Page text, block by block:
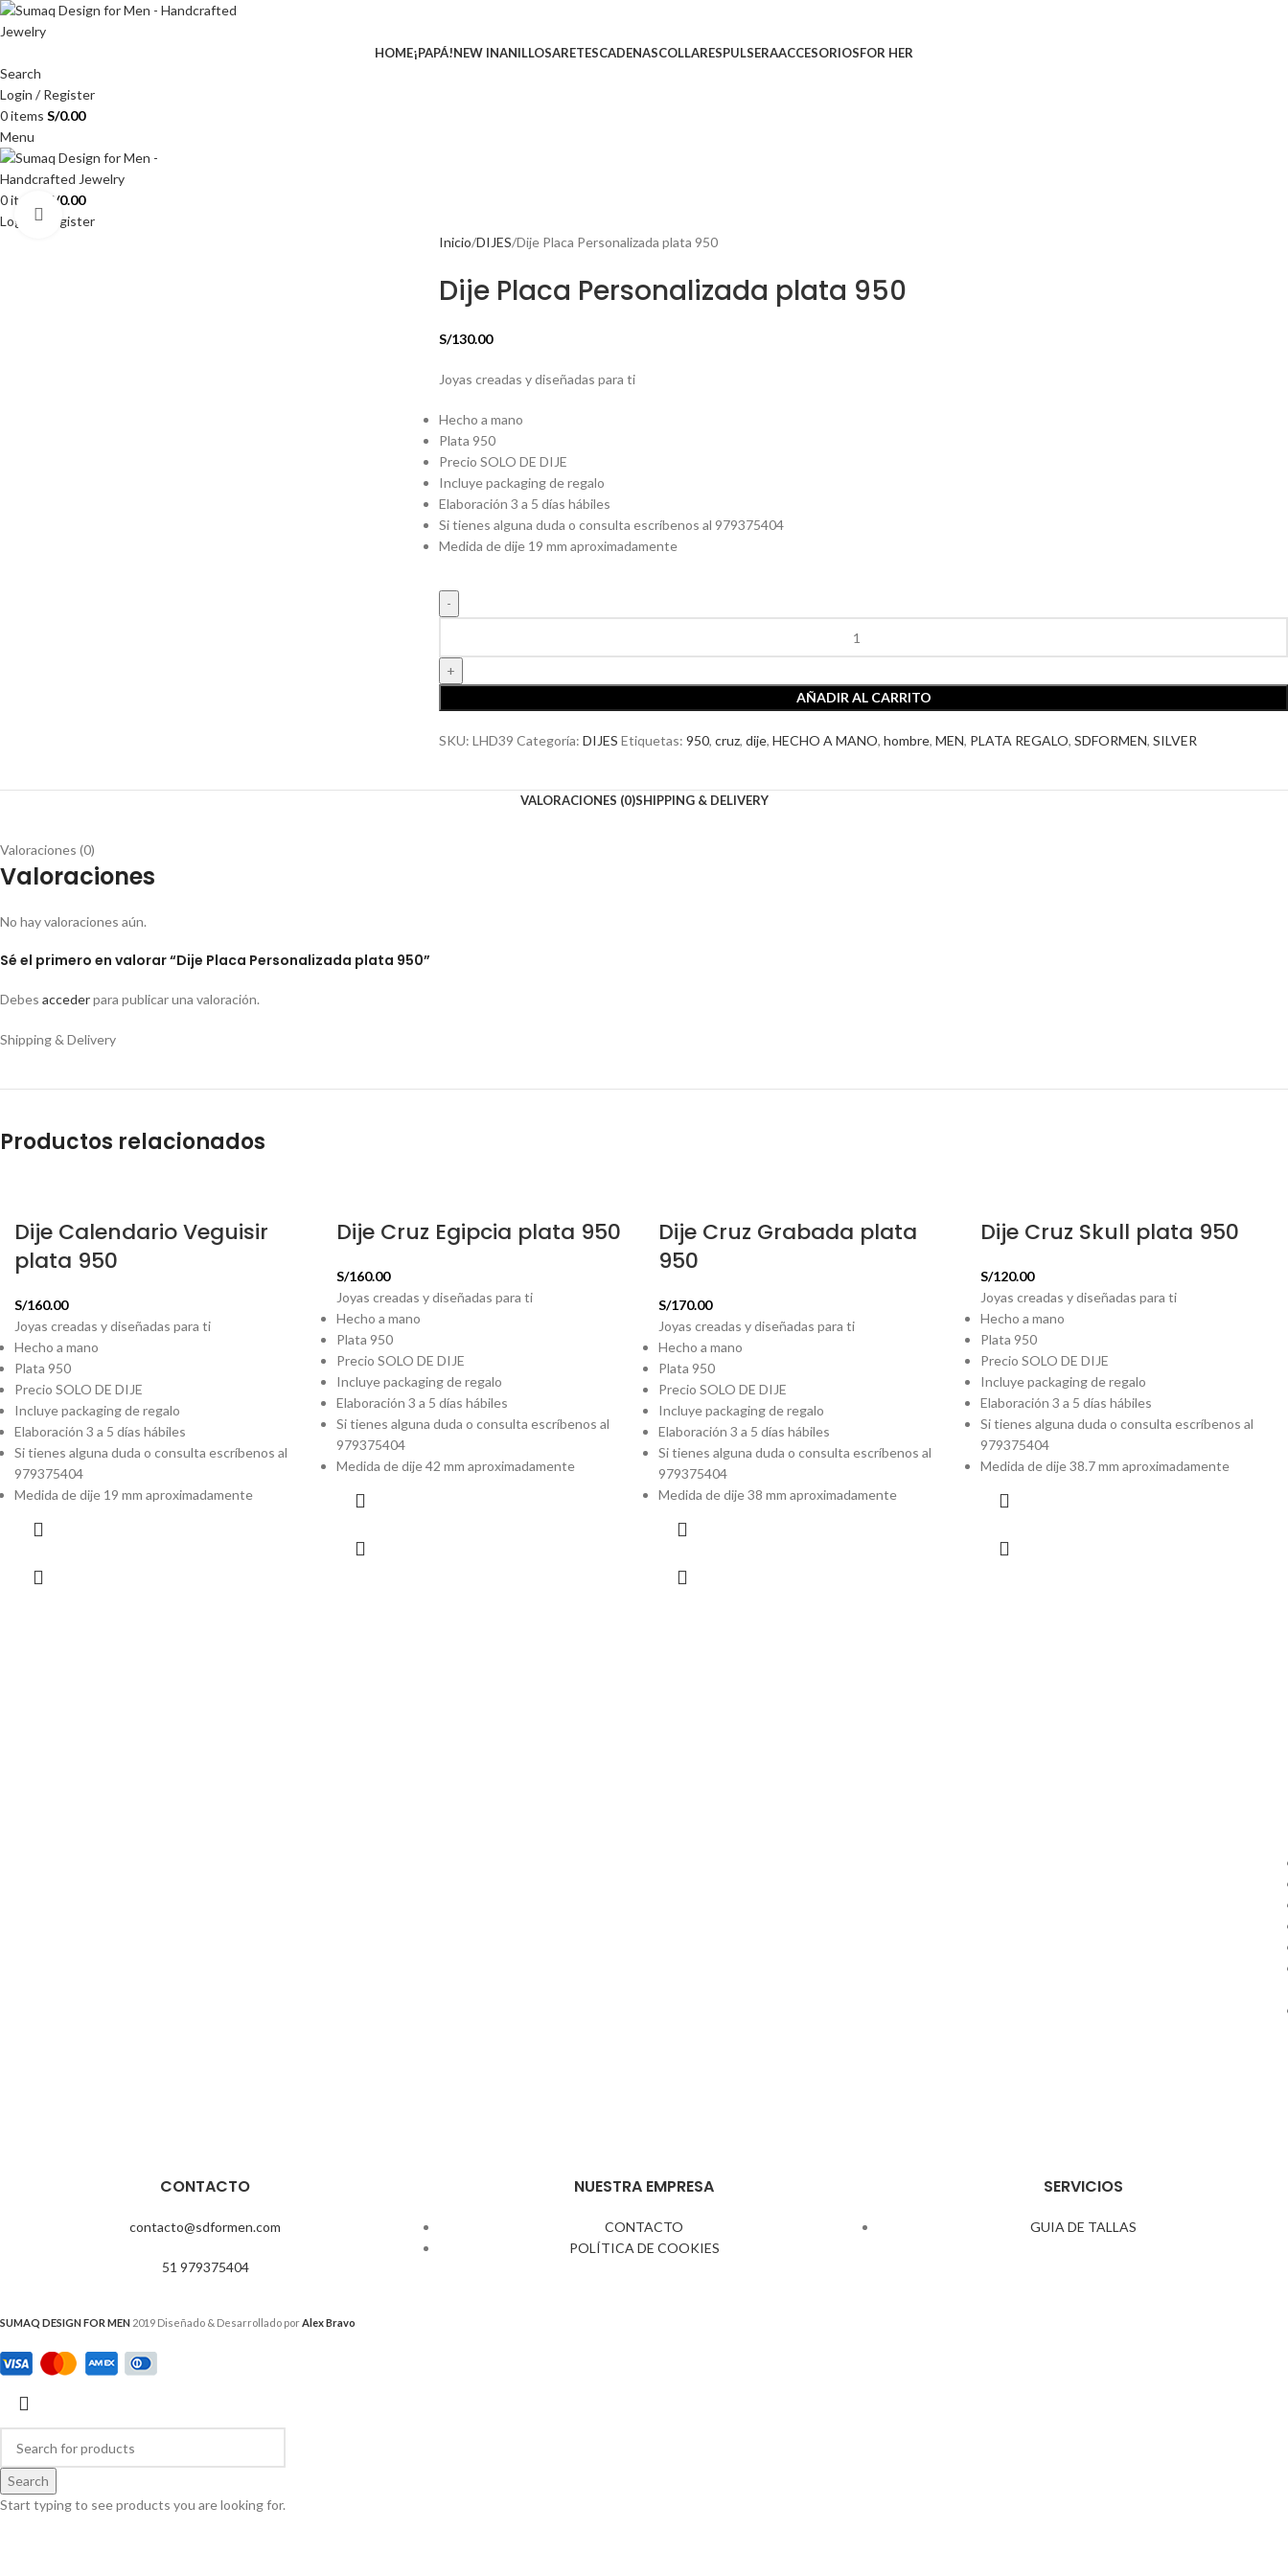
HOME¡PAPÁ!NEW INANILLOSARETESCADENASCOLLARESPULSERAACCESORIOSFOR HER
Search
Login / Register
0items S/0.00
Menu
0items S/0.00
Login / RegisterClick to enlarge
Inicio DIJES Dije Placa Personalizada plata 950
Dije Placa Personalizada plata 950
S/130.00
Joyas creadas y diseñadas para ti
Hecho a mano
Plata 950
Precio SOLO DE DIJE
Incluye packaging de regalo
Elaboración 3 a 5 días hábiles
Si tienes alguna duda o consulta escríbenos al 979375404
Medida de dije 19 mm aproximadamente
AÑADIR AL CARRITO
SKU: LHD39 Categoría: DIJES Etiquetas: 950, cruz, dije, HECHO A MANO, hombre, MEN, PLATA REGALO, SDFORMEN, SILVER
VALORACIONES (0)SHIPPING & DELIVERY
Valoraciones (0)
Valoraciones
No hay valoraciones aún.
Sé el primero en valorar “Dije Placa Personalizada plata 950”
Debes accederpara publicar una valoración.
Shipping & Delivery
Productos relacionados
Dije Calendario Veguisir
plata 950
S/160.00
Joyas creadas y diseñadas para ti
Hecho a mano
Plata 950
Precio SOLO DE DIJE
Incluye packaging de regalo
Elaboración 3 a 5 días hábiles
Si tienes alguna duda o consulta escríbenos al
979375404
Medida de dije 19 mm aproximadamente
Dije Cruz Egipcia plata 950
S/160.00
Joyas creadas y diseñadas para ti
Hecho a mano
Plata 950
Precio SOLO DE DIJE
Incluye packaging de regalo
Elaboración 3 a 5 días hábiles
Si tienes alguna duda o consulta escríbenos al
979375404
Medida de dije 42 mm aproximadamente
Dije Cruz Grabada plata
950
S/170.00
Joyas creadas y diseñadas para ti
Hecho a mano
Plata 950
Precio SOLO DE DIJE
Incluye packaging de regalo
Elaboración 3 a 5 días hábiles
Si tienes alguna duda o consulta escríbenos al
979375404
Medida de dije 38 mm aproximadamente
Dije Cruz Skull plata 950
S/120.00
Joyas creadas y diseñadas para ti
Hecho a mano
Plata 950
Precio SOLO DE DIJE
Incluye packaging de regalo
Elaboración 3 a 5 días hábiles
Si tienes alguna duda o consulta escríbenos al
979375404
Medida de dije 38.7 mm aproximadamente
CONTACTO
contacto@sdformen.com
51 979375404
NUESTRA EMPRESA
CONTACTO
POLÍTICA DE COOKIES
SERVICIOS
GUIA DE TALLAS
SUMAQ DESIGN FOR MEN 2019 Diseñado & Desarrollado porAlex Bravo
Search
Start typing to see products you are looking for.